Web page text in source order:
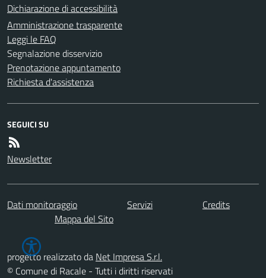
Dichiarazione di accessibilità
Amministrazione trasparente
Leggi le FAQ
Segnalazione disservizio
Prenotazione appuntamento
Richiesta d'assistenza
SEGUICI SU
Newsletter
Dati monitoraggio Servizi
Credits
Mappa del Sito
progetto realizzato da Net Impresa S.r.l.
© Comune di Racale - Tutti i diritti riservati